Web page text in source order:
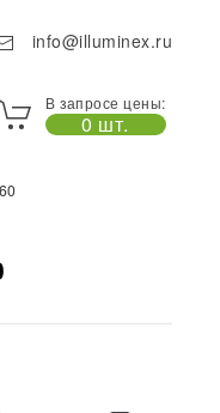
info@illuminex.ru
В запросе цены:
0 шт.